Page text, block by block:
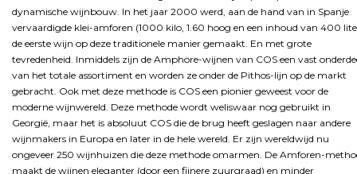
dynamische wijnbouw. In het jaar 2000 werd, aan de hand van in Spanje
vervaardigde klei-amforen (1000 kilo, 1.60 hoog en een inhoud van 400
de eerste wijn op deze traditionele manier gemaakt. En met grote
tevredenheid. Inmiddels zijn de Amphore-wijnen van COS een vast
van het totale assortiment en worden ze onder de Pithos-lijn op de markt
gebracht. Ook met deze methode is COS een pionier geweest voor de
moderne wijnwereld. Deze methode wordt weliswaar nog gebruikt in
Georgië, maar het is absoluut COS die de brug heeft geslagen naar andere
wijnmakers in Europa en later in de hele wereld. Er zijn wereldwijd nu
ongeveer 250 wijnhuizen die deze methode omarmen. De Amforen-
maakt de wijnen eleganter (door een fijnere zuurgraad) en minder